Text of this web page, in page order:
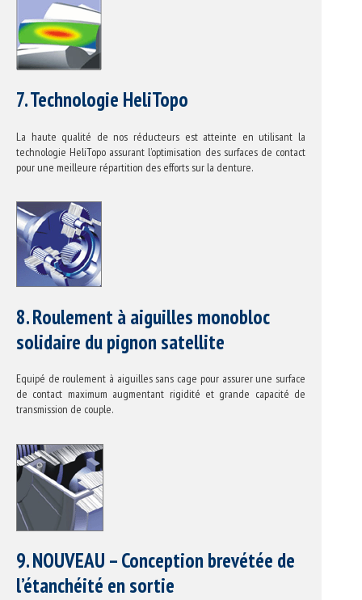
7. Technologie HeliTopo
La haute qualité de nos réducteurs est atteinte en utilisant la
technologie HeliTopo assurant l’optimisation des surfaces de contact
pour une meilleure répartition des efforts sur la denture.
8. Roulement à aiguilles monobloc
solidaire du pignon satellite
Equipé de roulement à aiguilles sans cage pour assurer une surface
de contact maximum augmentant rigidité et grande capacité de
transmission de couple.
9. NOUVEAU – Conception brevétée de
l’étanchéité en sortie